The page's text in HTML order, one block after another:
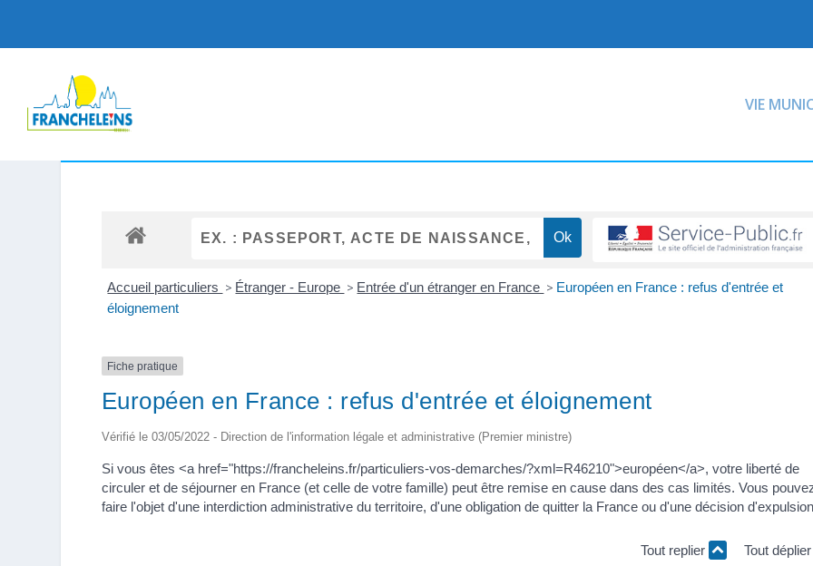
VIE
Accueil particuliers > Étranger - Europe > Entrée d'un étranger en France > Européen en France : refus d'entrée et
éloignement
Fiche pratique
Européen en France : refus d'entrée et éloignement
Vérifié le 03/05/2022 - Direction de l'information légale et administrative (Premier ministre)
Si vous êtes <a href="https://francheleins.fr/particuliers-vos-demarches/?xml=R46210">européen</a>, votre liberté de
circuler et de séjourner en France (et celle de votre famille) peut être remise en cause dans des cas limités. Vous
faire l'objet d'une interdiction administrative du territoire, d'une obligation de quitter la France ou d'une décision
Tout replier Tout déplier